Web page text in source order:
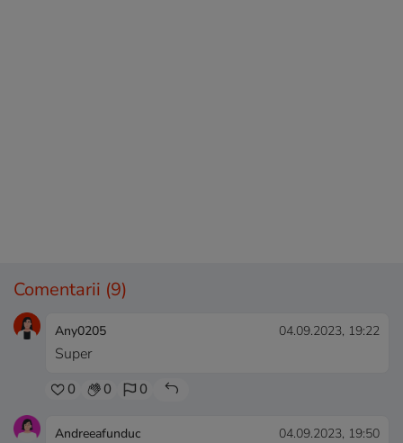
Comentarii (9)
Any0205 04.09.2023, 19:22
Super
0 0 0
Andreeafunduc 04.09.2023, 19:50